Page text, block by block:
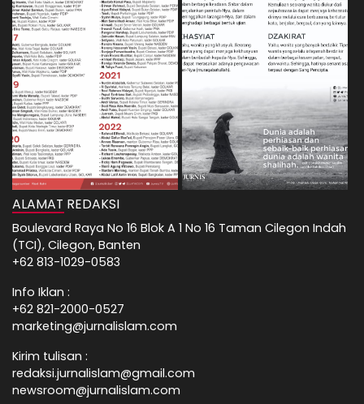
ALAMAT REDAKSI
Boulevard Raya No 16 Blok A 1 No 16 Taman Cilegon Indah
(TCI), Cilegon, Banten
+62 813-1029-0583
Info Iklan :
+62 821-2000-0527
marketing@jurnalislam.com
Kirim tulisan :
redaksi.jurnalislam@gmail.com
newsroom@jurnalislam.com